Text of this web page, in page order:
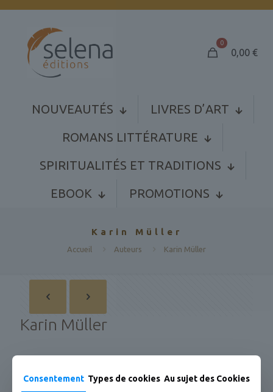
0
0,00€
NOUVEAUTÉS
LIVRES D’ART
ROMANS LITTÉRATURE
SPIRITUALITÉS ET TRADITIONS
EBOOK
PROMOTIONS
Karin Müller
Accueil Auteurs Karin Müller
Karin Müller
Partager
Consentement Types de cookies Au sujet des Cookies